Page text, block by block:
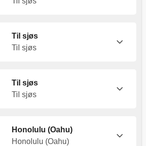
Til sjøs
Til sjøs
Til sjøs
Til sjøs
Honolulu (Oahu)
Honolulu (Oahu)